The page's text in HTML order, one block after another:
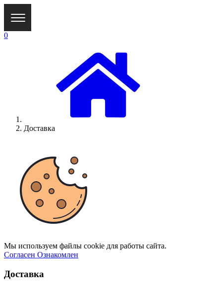
0
Доставка
Мы используем файлы cookie для работы сайта.
Согласен Ознакомлен
Доставка